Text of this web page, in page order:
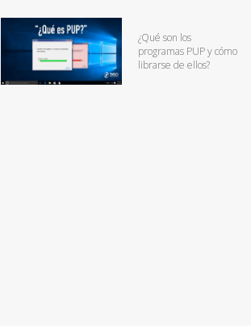
¿Qué son los
programas PUP y cómo
librarse de ellos?